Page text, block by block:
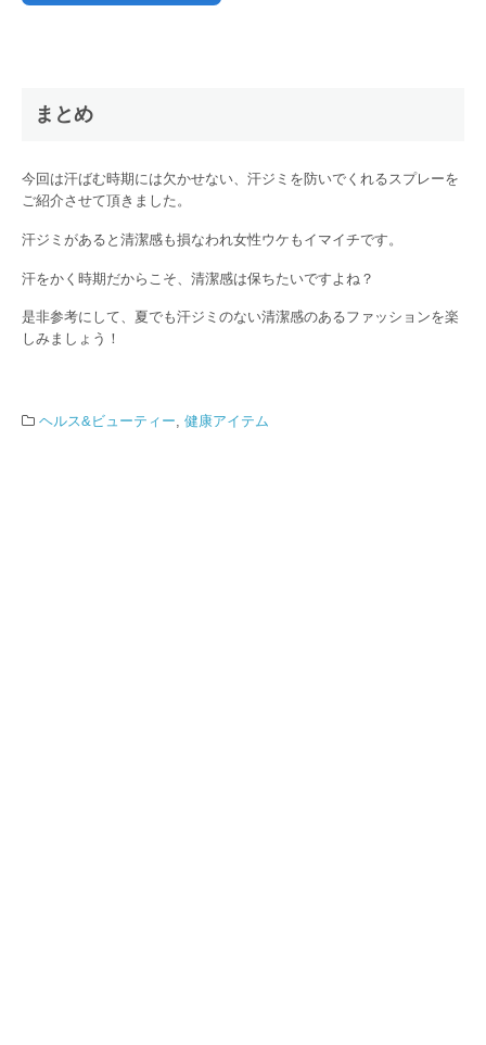
まとめ
今回は汗ばむ時期には欠かせない、汗ジミを防いでくれるスプレーを
ご紹介させて頂きました。
汗ジミがあると清潔感も損なわれ女性ウケもイマイチです。
汗をかく時期だからこそ、清潔感は保ちたいですよね？
是非参考にして、夏でも汗ジミのない清潔感のあるファッションを楽
しみましょう！
ヘルス&ビューティー 健康アイテム